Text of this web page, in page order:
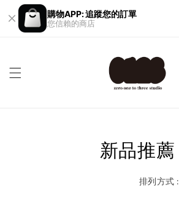
購物APP: 追蹤您的訂單
您信賴的商店
新品推薦
排列方式 :